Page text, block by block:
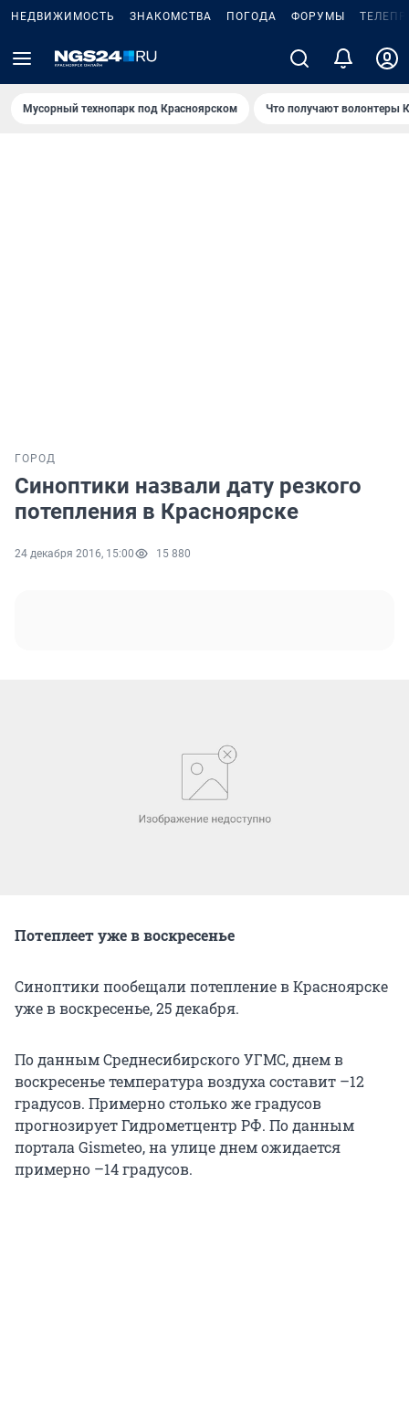
НЕДВИЖИМОСТЬ ЗНАКОМСТВА ПОГОДА ФОРУМЫ
Мусорный технопарк под Крaсноярском Что получают волонтеры
ГОРОД
Синоптики назвали дату резкого
потепления в Красноярске
24 декабря 2016, 15:00 15 880
Потеплеет уже в воскресенье
Синоптики пообещали потепление в Красноярске
уже в воскресенье, 25 декабря.
По данным Среднесибирского УГМС, днем в
воскресенье температура воздуха составит –12
градусов. Примерно столько же градусов
прогнозирует Гидрометцентр РФ. По данным
портала Gismeteo, на улице днем ожидается
примерно –14 градусов.